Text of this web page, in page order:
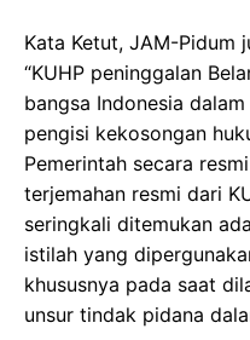
Kata Ketut, JAM-Pidum
“KUHP peninggalan
bangsa Indonesia
pengisi kekosongan
Pemerintah secara
terjemahan resmi dari
seringkali ditemukan
istilah yang
khususnya pada saat
unsur tindak pidana